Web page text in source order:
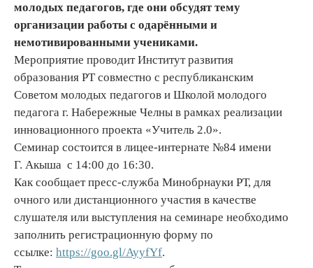
молодых педагогов, где они обсудят тему
организации работы с одарёнными и
немотивированными учениками.
Мероприятие проводит Институт развития
образования РТ совместно с республиканским
Советом молодых педагогов и Школой молодого
педагога г. Набережные Челны в рамках реализации
инновационного проекта «Учитель 2.0».
Семинар состоится в лицее-интернате №84 имени
Г. Акыша с 14:00 до 16:30.
Как сообщает пресс-служба Минобрнауки РТ, для
очного или дистанционного участия в качестве
слушателя или выступления на семинаре необходимо
заполнить регистрационную форму по
ссылке: https://goo.gl/AyyfYf.